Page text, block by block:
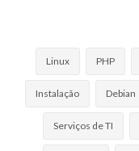
Linux PHP
Instalação Debian
Serviços de TI